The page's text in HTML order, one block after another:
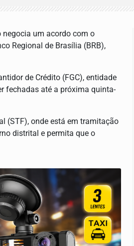
negocia um acordo com o
Regional de Brasília (BRB),
de Crédito (FGC), entidade
fechadas até a próxima quinta-
(STF), onde está em tramitação
distrital e permita que o